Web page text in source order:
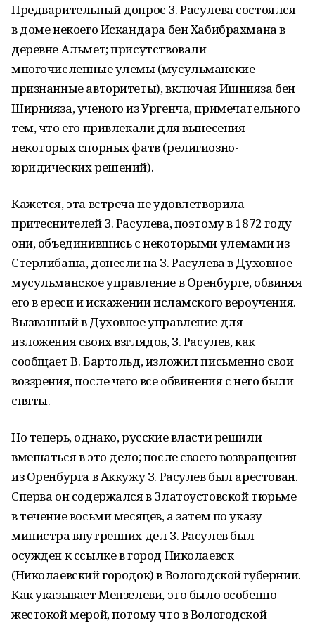
Предварительный допрос З. Расулева состоялся
в доме некоего Искандара бен Хабибрахмана в
деревне Альмет; присутствовали
многочисленные улемы (мусульманские
признанные авторитеты), включая Ишнияза бен
Ширнияза, ученого из Ургенча, примечательного
тем, что его привлекали для вынесения
некоторых спорных фатв (религиозно-
юридических решений).
Кажется, эта встреча не удовлетворила
притеснителей З. Расулева, поэтому в 1872 году
они, объединившись с некоторыми улемами из
Стерлибаша, донесли на З. Расулева в Духовное
мусульманское управление в Оренбурге, обвиняя
его в ереси и искажении исламского вероучения.
Вызванный в Духовное управление для
изложения своих взглядов, З. Расулев, как
сообщает В. Бартольд, изложил письменно свои
воззрения, после чего все обвинения с него были
сняты.
Но теперь, однако, русские власти решили
вмешаться в это дело; после своего возвращения
из Оренбурга в Аккужу З. Расулев был арестован.
Сперва он содержался в Златоустовской тюрьме
в течение восьми месяцев, а затем по указу
министра внутренних дел З. Расулев был
осужден к ссылке в город Николаевск
(Николаевский городок) в Вологодской губернии.
Как указывает Мензелеви, это было особенно
жестокой мерой, потому что в Вологодской